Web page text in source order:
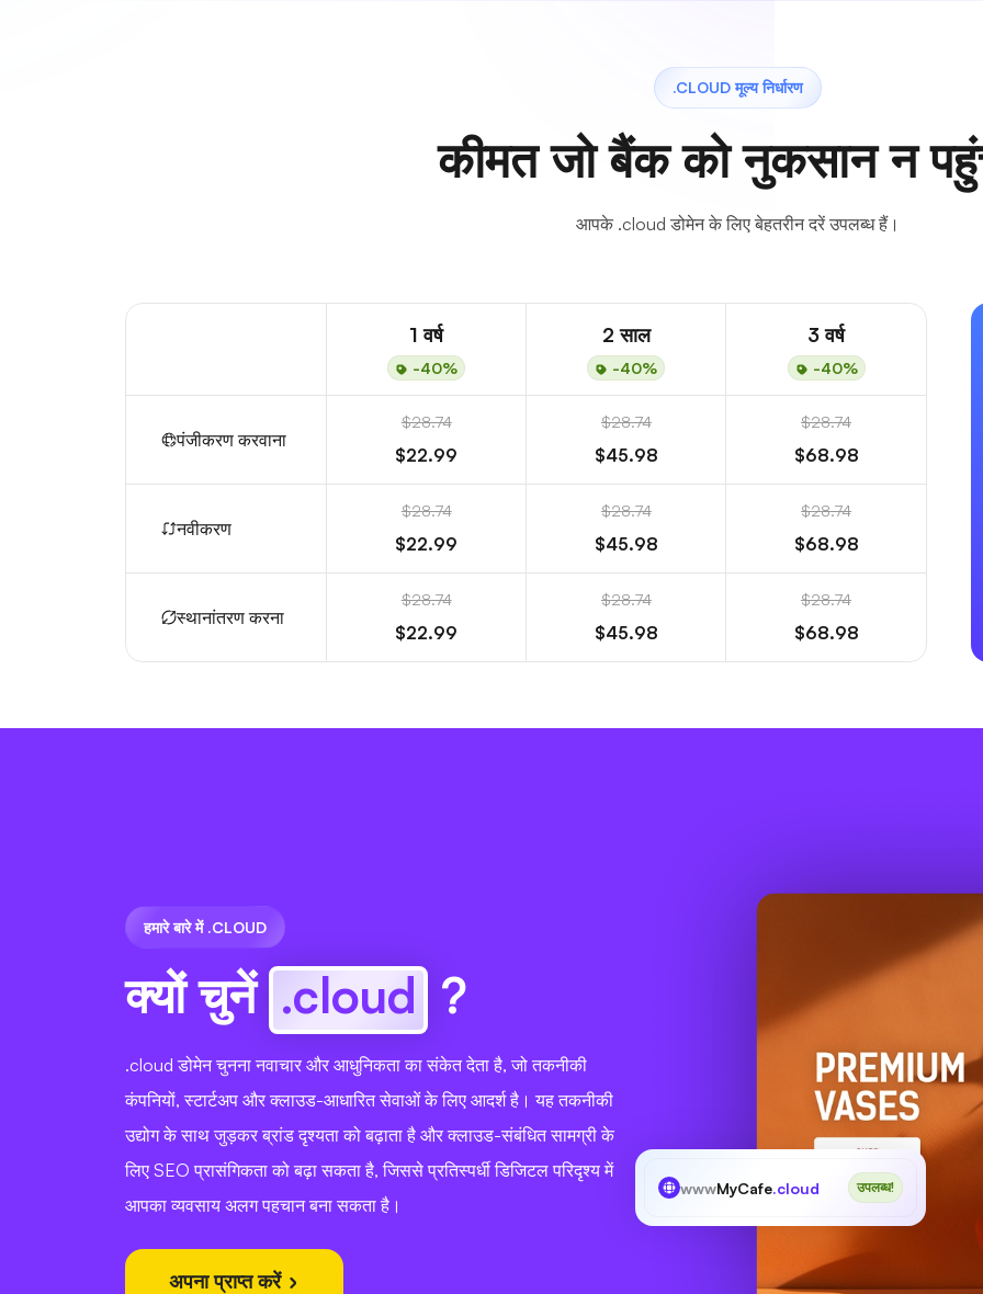
.CLOUD मूल्य निर्धारण
कीमत जो बैंक को नुकसान न
आपके .cloud डोमेन के लिए बेहतरीन दरें उपलब्ध हैं।
1 वर्ष
-40%
2 साल
-40%
3 वर्ष
-40%
पंजीकरण करवाना
$28.74
$22.99
$28.74
$45.98
$28.74
$68.98
नवीकरण
$28.74
$22.99
$28.74
$45.98
$28.74
$68.98
स्थानांतरण करना
$28.74
$22.99
$28.74
$45.98
$28.74
$68.98
हमारे बारे में .CLOUD
क्यों चुनें .cloud ?
.cloud डोमेन चुनना नवाचार और आधुनिकता का संकेत देता है, जो तकनीकी
कंपनियों, स्टार्टअप और क्लाउड-आधारित सेवाओं के लिए आदर्श है। यह तकनीकी
उद्योग के साथ जुड़कर ब्रांड दृश्यता को बढ़ाता है और क्लाउड-संबंधित सामग्री के
लिए SEO प्रासंगिकता को बढ़ा सकता है, जिससे प्रतिस्पर्धी डिजिटल परिदृश्य में
आपका व्यवसाय अलग पहचान बना सकता है।
अपना प्राप्त करें
wwwMyCafe.cloud उपलब्ध!